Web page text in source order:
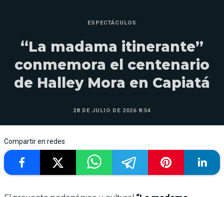
ESPECTÁCULOS
“La madama itinerante”
conmemora el centenario
de Halley Mora en Capiatá
28 DE JULIO DE 2026 8:54
Compartir en redes